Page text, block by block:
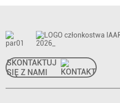
SKONTAKTUJ
SIĘ Z NAMI